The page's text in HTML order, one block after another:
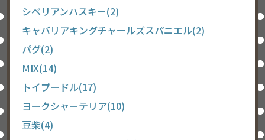
シベリアンハスキー(2)
キャバリアキングチャールズスパニエル(2)
パグ(2)
MIX(14)
トイプードル(17)
ヨークシャーテリア(10)
豆柴(4)